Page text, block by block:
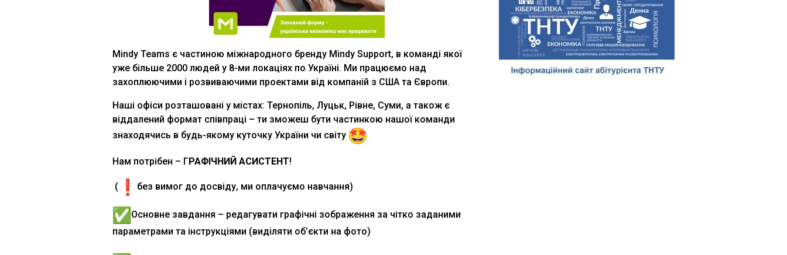
Mindy Teams є частиною міжнародного бренду Mindy Support, в команді якої
уже більше 2000 людей у 8-ми локаціях по Україні. Ми працюємо над
захоплюючими і розвиваючими проектами від компаній з США та Європи.
Наші офіси розташовані у містах: Тернопіль, Луцьк, Рівне, Суми, а також є
віддалений формат співпраці – ти зможеш бути частинкою нашої команди
знаходячись в будь-якому куточку України чи світу
Нам потрібен – ГРАФІЧНИЙ АСИСТЕНТ!
( без вимог до досвіду, ми оплачуємо навчання)
Основне завдання – редагувати графічні зображення за чітко заданими
параметрами та інструкціями (виділяти об’єкти на фото)